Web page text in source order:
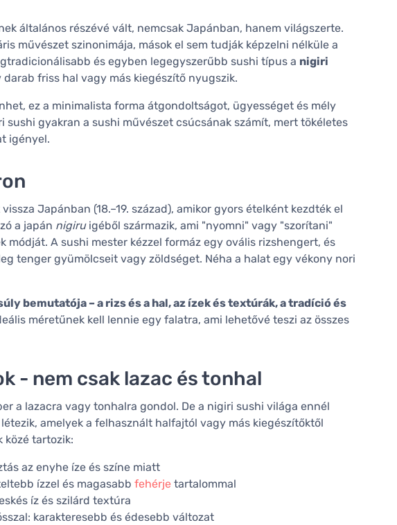
általános részévé vált, nemcsak Japánban, hanem világszerte.
művészet szinonimája, mások el sem tudják képzelni nélküle a
és egyben legegyszerűbb sushi típus a nigiri
friss hal vagy más kiegészítő nyugszik.
ez a minimalista forma átgondoltságot, ügyességet és mély
gyakran a sushi művészet csúcsának számít, mert tökéletes
igényel.
Japánban (18.–19. század), amikor gyors ételként kezdték el
a japán nigiruigéből származik, ami "nyomni" vagy "szorítani"
módját. A sushi mester kézzel formáz egy ovális rizshengert, és
tenger gyümölcseit vagy zöldséget. Néha a halat egy vékony nori
bemutatója – a rizs és a hal, az ízek és textúrák, a tradíció és
méretűnek kell lennie egy falatra, ami lehetővé teszi az összes
- nem csak lazac és tonhal
a lazacra vagy tonhalra gondol. De a nigiri sushi világa ennél
amelyek a felhasznált halfajtól vagy más kiegészítőktől
közé tartozik:
az enyhe íze és színe miatt
ízzel és magasabb fehérje tartalommal
íz és szilárd textúra
karakteresebb és édesebb változat